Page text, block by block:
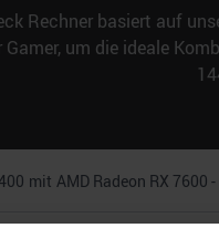
Rechner basiert auf
um die ideale
mit AMD Radeon RX 7600 -